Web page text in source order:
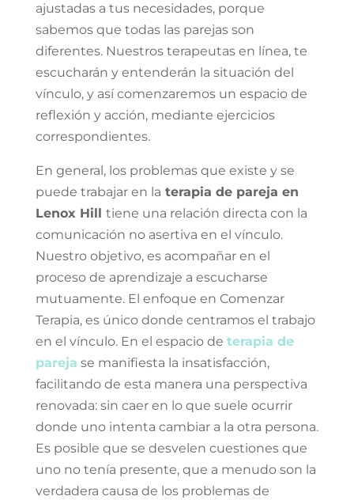
ajustadas a tus necesidades, porque
sabemos que todas las parejas son
diferentes. Nuestros terapeutas en línea, te
escucharán y entenderán la situación del
vínculo, y así comenzaremos un espacio de
reflexión y acción, mediante ejercicios
correspondientes.
En general, los problemas que existe y se
puede trabajar en la terapia de pareja en
Lenox Hill
tiene una relación directa con la
comunicación no asertiva en el vínculo.
Nuestro objetivo, es acompañar en el
proceso de aprendizaje a escucharse
mutuamente. El enfoque en Comenzar
Terapia, es único donde centramos el trabajo
en el vínculo. En el espacio de terapia de
pareja se manifiesta la insatisfacción,
facilitando de esta manera una perspectiva
renovada: sin caer en lo que suele ocurrir
donde uno intenta cambiar a la otra persona.
Es posible que se desvelen cuestiones que
uno no tenía presente, que a menudo son la
verdadera causa de los problemas de